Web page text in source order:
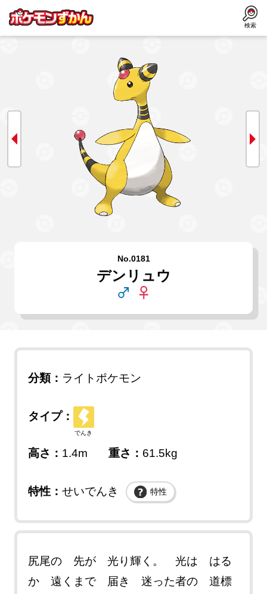
検索
No.0181
デンリュウ
分類： ライトポケモン
タイプ：
でんき
高さ： 1.4m 重さ： 61.5kg
特性： せいでんき 特性
尻尾の 先が 光り輝く。 光は はる
か 遠くまで 届き 迷った者の 道標